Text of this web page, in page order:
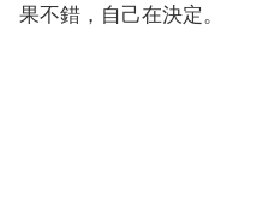
果不錯，自己在決定。